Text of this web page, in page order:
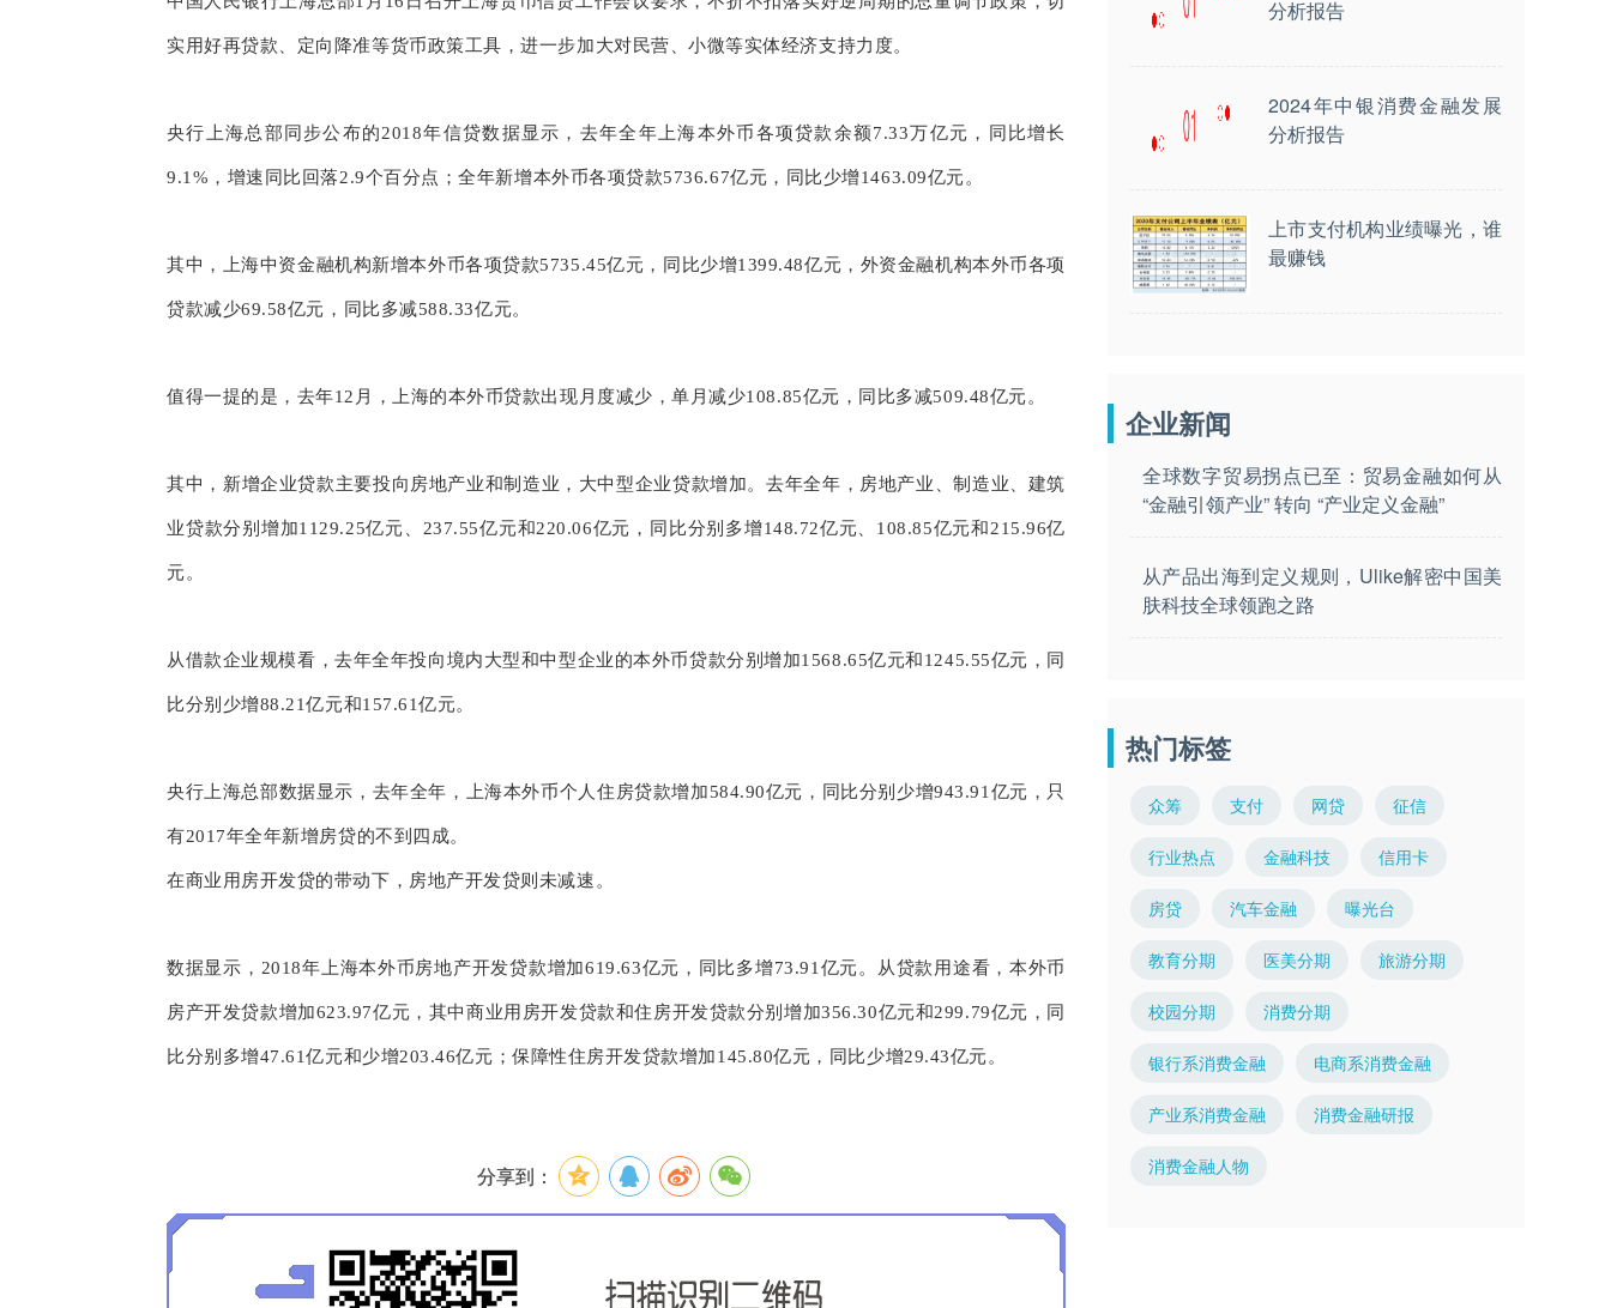
实用好再贷款、定向降准等货币政策工具，进一步加大对民营、小微等实体经济支持力度。
央行上海总部同步公布的2018年信贷数据显示，去年全年上海本外币各项贷款余额7.33万亿元，同比增长
9.1%，增速同比回落2.9个百分点；全年新增本外币各项贷款5736.67亿元，同比少增1463.09亿元。
其中，上海中资金融机构新增本外币各项贷款5735.45亿元，同比少增1399.48亿元，外资金融机构本外币各项
贷款减少69.58亿元，同比多减588.33亿元。
值得一提的是，去年12月，上海的本外币贷款出现月度减少，单月减少108.85亿元，同比多减509.48亿元。
其中，新增企业贷款主要投向房地产业和制造业，大中型企业贷款增加。去年全年，房地产业、制造业、建筑
业贷款分别增加1129.25亿元、237.55亿元和220.06亿元，同比分别多增148.72亿元、108.85亿元和215.96亿
元。
从借款企业规模看，去年全年投向境内大型和中型企业的本外币贷款分别增加1568.65亿元和1245.55亿元，同
比分别少增88.21亿元和157.61亿元。
央行上海总部数据显示，去年全年，上海本外币个人住房贷款增加584.90亿元，同比分别少增943.91亿元，只
有2017年全年新增房贷的不到四成。
在商业用房开发贷的带动下，房地产开发贷则未减速。
数据显示，2018年上海本外币房地产开发贷款增加619.63亿元，同比多增73.91亿元。从贷款用途看，本外币
房产开发贷款增加623.97亿元，其中商业用房开发贷款和住房开发贷款分别增加356.30亿元和299.79亿元，同
比分别多增47.61亿元和少增203.46亿元；保障性住房开发贷款增加145.80亿元，同比少增29.43亿元。
分享到：
分析报告
2024年中银消费金融发展
分析报告
上市支付机构业绩曝光，谁
最赚钱
企业新闻
全球数字贸易拐点已至：贸易金融如何从
“金融引领产业” 转向 “产业定义金融”
从产品出海到定义规则，Ulike解密中国美
肤科技全球领跑之路
热门标签
众筹 支付 网贷 征信
行业热点 金融科技 信用卡
房贷 汽车金融 曝光台
教育分期 医美分期 旅游分期
校园分期 消费分期
银行系消费金融 电商系消费金融
产业系消费金融 消费金融研报
消费金融人物